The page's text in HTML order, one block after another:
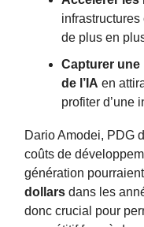
de plus en
Capturer une
de l’IA en
profiter d’une
Dario Amodei, PDG
coûts de
génération
dollars dans les
donc crucial pour